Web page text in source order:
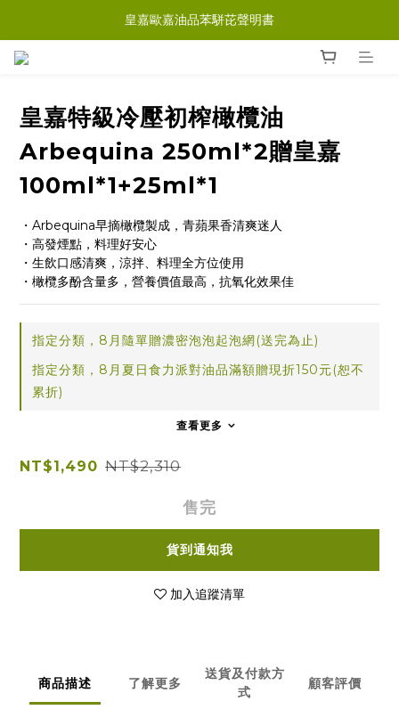
皇嘉歐嘉油品苯駢芘聲明書
皇嘉特級冷壓初榨橄欖油
Arbequina 250ml*2贈皇嘉
100ml*1+25ml*1
・Arbequina早摘橄欖製成，青蘋果香清爽迷人
・高發煙點，料理好安心
・生飲口感清爽，涼拌、料理全方位使用
・橄欖多酚含量多，營養價值最高，抗氧化效果佳
指定分類，8月隨單贈濃密泡泡起泡網(送完為止)
指定分類，8月夏日食力派對油品滿額贈現折150元(恕不
累折)
查看更多
NT$1,490 NT$2,310
售完
貨到通知我
加入追蹤清單
商品描述 了解更多
送貨及付款方
式
顧客評價